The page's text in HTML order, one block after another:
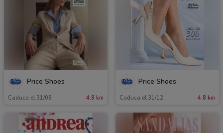
Price Shoes
Caduca el 31/08 4.8 km
Price Shoes
Caduca el 31/12 4.8 km